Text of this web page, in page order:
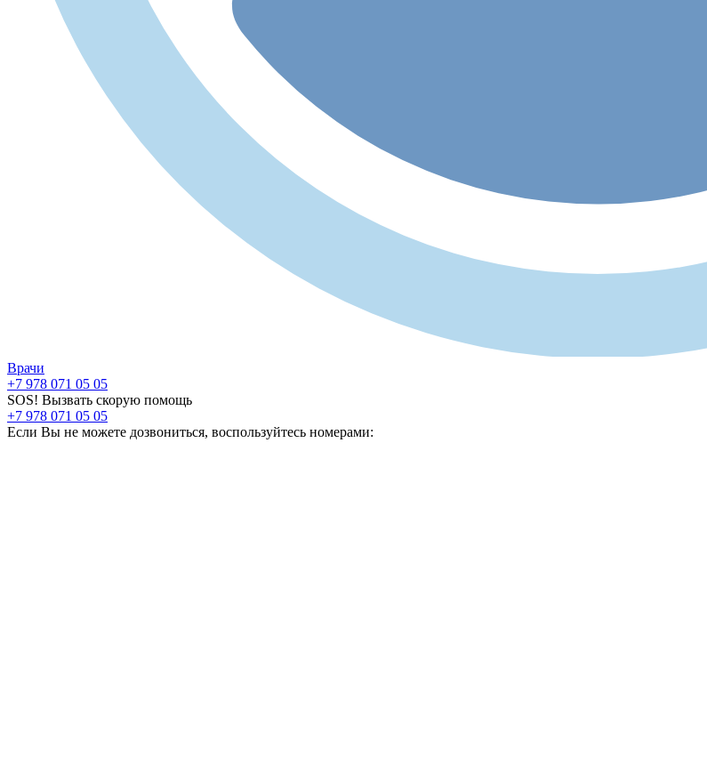
Врачи
+7 978 071 05 05
SOS! Вызвать скорую помощь
+7 978 071 05 05
Если Вы не можете дозвониться, воспользуйтесь номерами: